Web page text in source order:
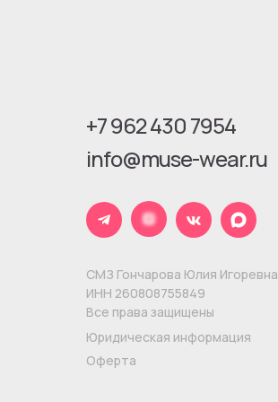
Юридическая информация
СМЗ Гончарова Юлия Игоревна
ИНН 260808755849
Все права защищены
+7 962 430 7954
info@muse-wear.ru
Оферта